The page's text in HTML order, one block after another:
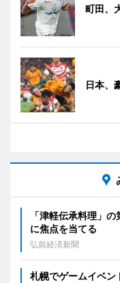
町田、
日本、
「津軽伝承料理」
に焦点を当てる
弘前経済新聞
札幌でゲームイベ